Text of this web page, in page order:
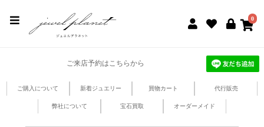
0
ご来店予約はこちらから
ご購入について 新着ジュエリー 買物カート 代行販売
弊社について 宝石買取 オーダーメイド